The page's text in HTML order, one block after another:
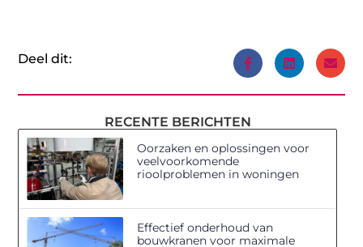
Deel dit:
RECENTE BERICHTEN
Oorzaken en oplossingen voor
veelvoorkomende
rioolproblemen in woningen
Effectief onderhoud van
bouwkranen voor maximale